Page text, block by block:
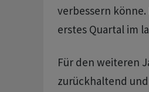
verbessern
erstes Quartal im
Für den weiteren
zurückhaltend